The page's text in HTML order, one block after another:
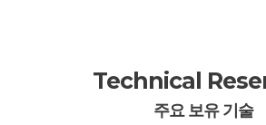
Technical
주요 보유 기술